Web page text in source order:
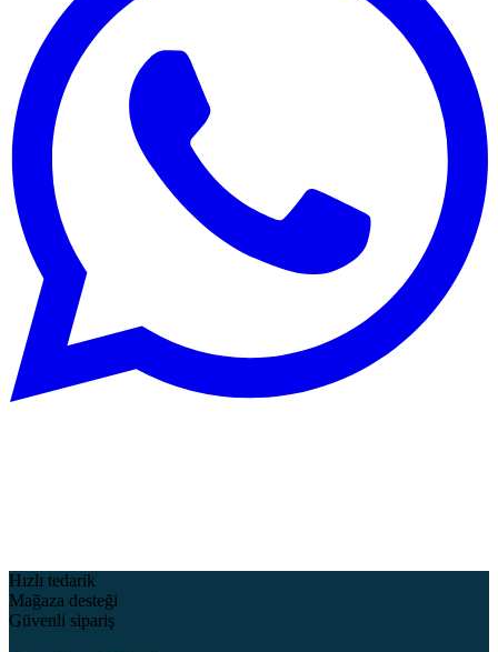
Hızlı tedarik
Mağaza desteği
Güvenli sipariş